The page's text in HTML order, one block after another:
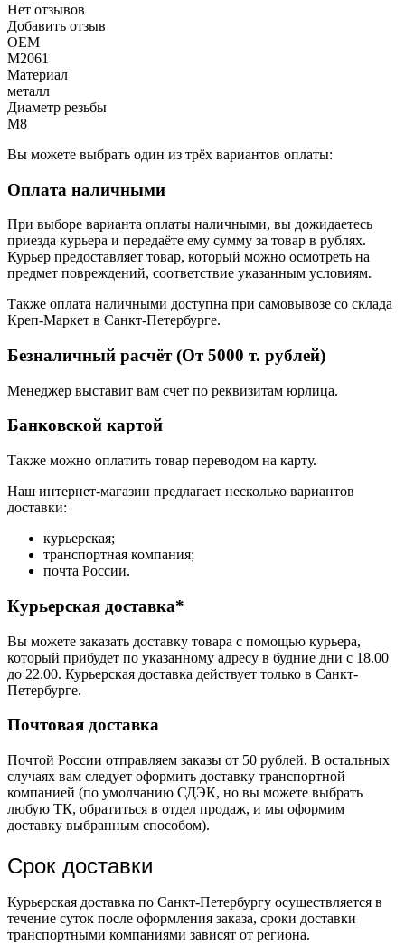
Нет отзывов
Добавить отзыв
OEM
M2061
Материал
металл
Диаметр резьбы
M8
Вы можете выбрать один из трёх вариантов оплаты:
Оплата наличными
При выборе варианта оплаты наличными, вы дожидаетесь
приезда курьера и передаёте ему сумму за товар в рублях.
Курьер предоставляет товар, который можно осмотреть на
предмет повреждений, соответствие указанным условиям.
Также оплата наличными доступна при самовывозе со склада
Креп-Маркет в Санкт-Петербурге.
Безналичный расчёт (От 5000 т. рублей)
Менеджер выставит вам счет по реквизитам юрлица.
Банковской картой
Также можно оплатить товар переводом на карту.
Наш интернет-магазин предлагает несколько вариантов
доставки:
курьерская;
транспортная компания;
почта России.
Курьерская доставка*
Вы можете заказать доставку товара с помощью курьера,
который прибудет по указанному адресу в будние дни с 18.00
до 22.00. Курьерская доставка действует только в Санкт-
Петербурге.
Почтовая доставка
Почтой России отправляем заказы от 50 рублей. В остальных
случаях вам следует оформить доставку транспортной
компанией (по умолчанию СДЭК, но вы можете выбрать
любую ТК, обратиться в отдел продаж, и мы оформим
доставку выбранным способом).
Срок доставки
Курьерская доставка по Санкт-Петербургу осуществляется в
течение суток после оформления заказа, сроки доставки
транспортными компаниями зависят от региона.